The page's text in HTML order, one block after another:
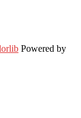
Powered by